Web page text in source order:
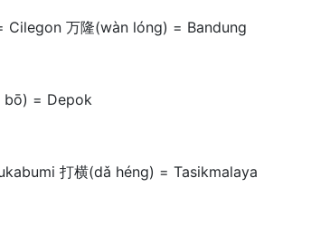
Cilegon 万隆(wàn lóng) = Bandung
bō) = Depok
打横(dǎ héng) = Tasikmalaya